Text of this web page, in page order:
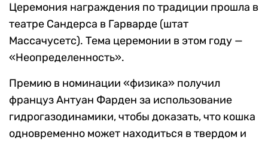
Церемония награждения по традиции прошла в
театре Сандерса в Гарварде (штат
Массачусетс). Тема церемонии в этом году —
«Неопределенность».
Премию в номинации «физика» получил
француз Антуан Фарден за использование
гидрогазодинамики, чтобы доказать, что кошка
одновременно может находиться в твердом и